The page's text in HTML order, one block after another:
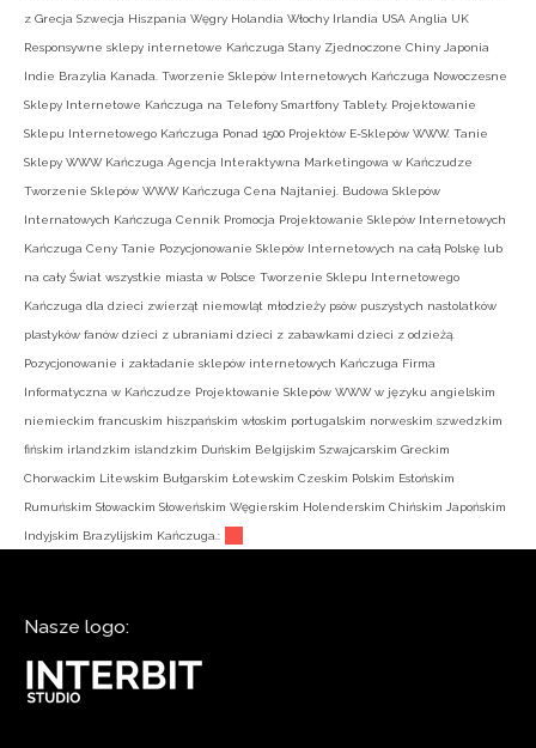
z Grecja Szwecja Hiszpania Węgry Holandia Włochy Irlandia USA Anglia UK
Responsywne sklepy internetowe Kańczuga Stany Zjednoczone Chiny Japonia
Indie Brazylia Kanada. Tworzenie Sklepów Internetowych Kańczuga Nowoczesne
Sklepy Internetowe Kańczuga na Telefony Smartfony Tablety. Projektowanie
Sklepu Internetowego Kańczuga Ponad 1500 Projektów E-Sklepów WWW. Tanie
Sklepy WWW Kańczuga Agencja Interaktywna Marketingowa w Kańczudze
Tworzenie Sklepów WWW Kańczuga Cena Najtaniej. Budowa Sklepów
Internatowych Kańczuga Cennik Promocja Projektowanie Sklepów Internetowych
Kańczuga Ceny Tanie Pozycjonowanie Sklepów Internetowych na całą Polskę lub
na cały Świat wszystkie miasta w Polsce Tworzenie Sklepu Internetowego
Kańczuga dla dzieci zwierząt niemowląt młodzieży psów puszystych nastolatków
plastyków fanów dzieci z ubraniami dzieci z zabawkami dzieci z odzieżą.
Pozycjonowanie i zakładanie sklepów internetowych Kańczuga Firma
Informatyczna w Kańczudze Projektowanie Sklepów WWW w języku angielskim
niemieckim francuskim hiszpańskim włoskim portugalskim norweskim szwedzkim
fińskim irlandzkim islandzkim Duńskim Belgijskim Szwajcarskim Greckim
Chorwackim Litewskim Bułgarskim Łotewskim Czeskim Polskim Estońskim
Rumuńskim Słowackim Słoweńskim Węgierskim Holenderskim Chińskim Japońskim
Indyjskim Brazylijskim Kańczuga.:
Nasze logo: